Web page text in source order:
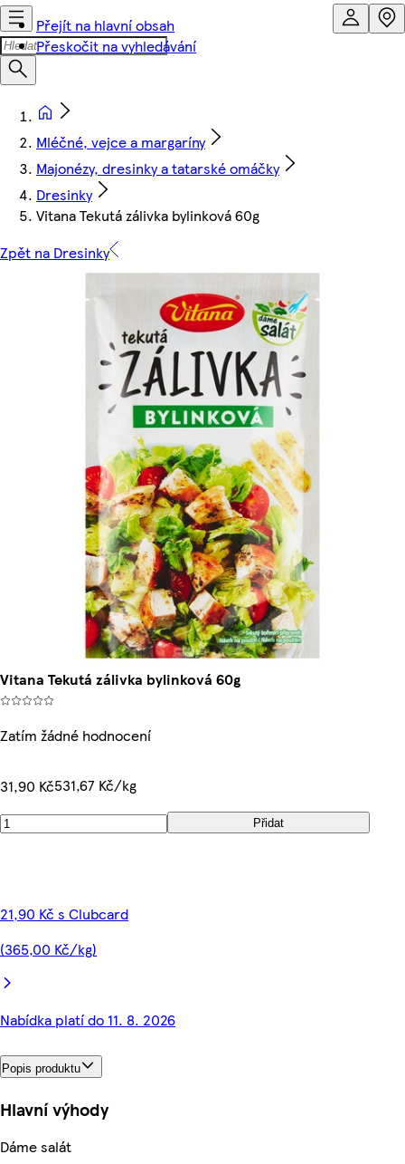
Přejít na hlavní obsah
Přeskočit na vyhledávání
Mléčné, vejce a margaríny
Majonézy, dresinky a tatarské omáčky
Dresinky
Vitana Tekutá zálivka bylinková 60g
Zpět na Dresinky
Vitana Tekutá zálivka bylinková 60g
Zatím žádné hodnocení
31,90 Kč531,67 Kč/kg
Přidat
21,90 Kč s Clubcard
(365,00 Kč/kg)
Nabídka platí do 11. 8. 2026
Popis produktu
Hlavní výhody
Dáme salát